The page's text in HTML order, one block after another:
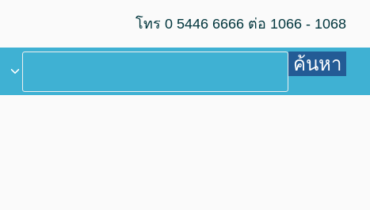
โทร 0 5446 6666 ต่อ 1066 - 1068
ค้นหา